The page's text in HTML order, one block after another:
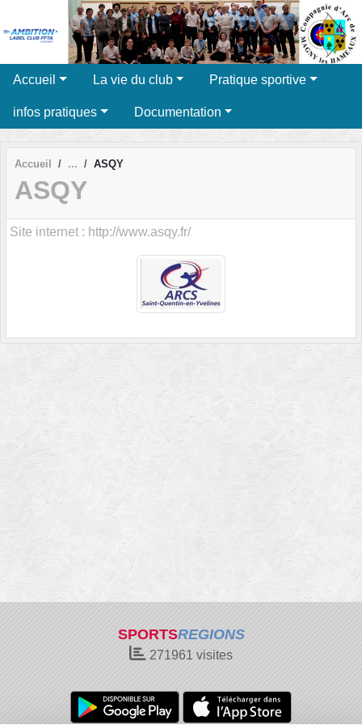
Accueil La vie du club Pratique sportive
infos pratiques Documentation
Accueil ASQY
ASQY
Site internet : http://www.asqy.fr/
SPORTSREGIONS
271961 visites
Panneau de gestion des cookies